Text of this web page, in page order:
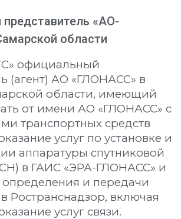
«АО-
области
официальный
(агент) АО «ГЛОНАСС» в
области, имеющий
от имени АО «ГЛОНАСС» с
транспортных средств
услуг по установке и
аппаратуры спутниковой
в ГАИС «ЭРА-ГЛОНАСС» и
и передачи
Ространснадзор, включая
услуг связи.